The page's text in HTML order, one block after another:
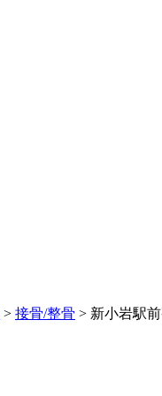
> 接骨/整骨 > 新小岩駅